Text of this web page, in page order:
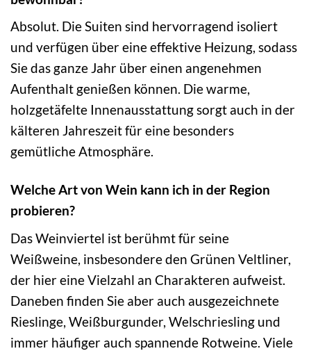
Absolut. Die Suiten sind hervorragend isoliert
und verfügen über eine effektive Heizung, sodass
Sie das ganze Jahr über einen angenehmen
Aufenthalt genießen können. Die warme,
holzgetäfelte Innenausstattung sorgt auch in der
kälteren Jahreszeit für eine besonders
gemütliche Atmosphäre.
Welche Art von Wein kann ich in der Region
probieren?
Das Weinviertel ist berühmt für seine
Weißweine, insbesondere den Grünen Veltliner,
der hier eine Vielzahl an Charakteren aufweist.
Daneben finden Sie aber auch ausgezeichnete
Rieslinge, Weißburgunder, Welschriesling und
immer häufiger auch spannende Rotweine. Viele